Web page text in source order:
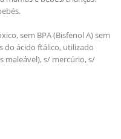
sem BPA (Bisfenol A) sem
do ácido ftálico, utilizado
maleável), s/ mercúrio, s/